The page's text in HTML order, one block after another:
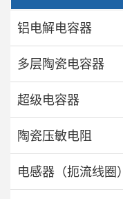
铝电解电容器
多层陶瓷电容器
超级电容器
陶瓷压敏电阻
电感器（扼流线圈）